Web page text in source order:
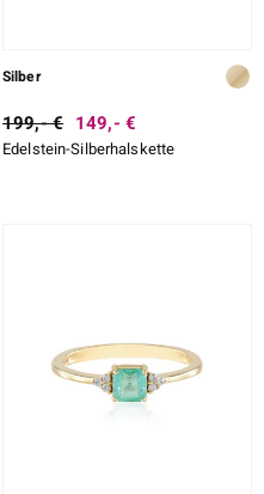
Silber
199,- € 149,- €
Edelstein-Silberhalskette